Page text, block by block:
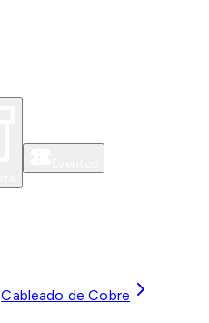
Cableado de Cobre